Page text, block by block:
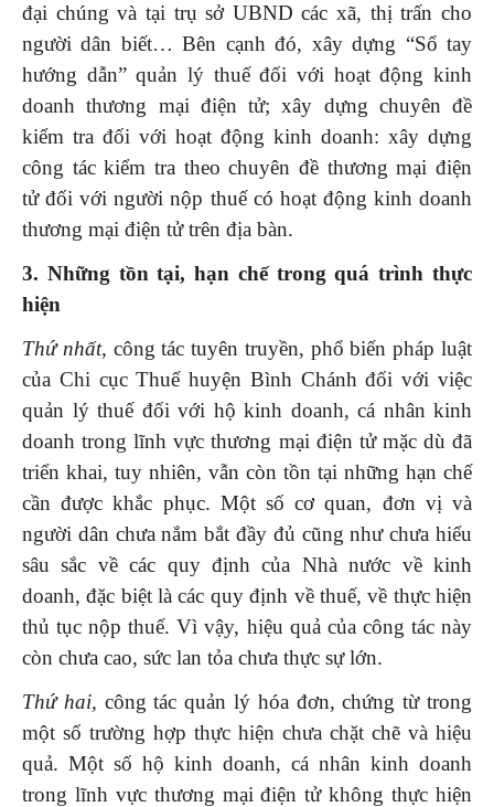
đại chúng và tại trụ sở UBND các xã, thị trấn cho
người dân biết… Bên cạnh đó, xây dựng “Sổ tay
hướng dẫn” quản lý thuế đối với hoạt động kinh
doanh thương mại điện tử; xây dựng chuyên đề
kiểm tra đối với hoạt động kinh doanh: xây dựng
công tác kiểm tra theo chuyên đề thương mại điện
tử đối với người nộp thuế có hoạt động kinh doanh
thương mại điện tử trên địa bàn.
3. Những tồn tại,hạn chế trong quá trình thực
hiện
Thứ nhất, công tác tuyên truyền, phổ biến pháp luật
của Chi cục Thuế huyện Bình Chánh đối với việc
quản lý thuế đối với hộ kinh doanh, cá nhân kinh
doanh trong lĩnh vực thương mại điện tử mặc dù đã
triển khai, tuy nhiên, vẫn còn tồn tại những hạn chế
cần được khắc phục. Một số cơ quan, đơn vị và
người dân chưa nắm bắt đầy đủ cũng như chưa hiểu
sâu sắc về các quy định của Nhà nước về kinh
doanh, đặc biệt là các quy định về thuế, về thực hiện
thủ tục nộp thuế. Vì vậy, hiệu quả của công tác này
còn chưa cao, sức lan tỏa chưa thực sự lớn.
Thứ hai, công tác quản lý hóa đơn, chứng từ trong
một số trường hợp thực hiện chưa chặt chẽ và hiệu
quả. Một số hộ kinh doanh, cá nhân kinh doanh
trong lĩnh vực thương mại điện tử không thực hiện